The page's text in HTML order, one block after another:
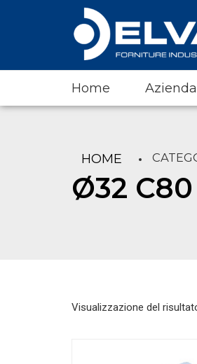
Home Azienda
HOME
Ø32 C80
Visualizzazione del